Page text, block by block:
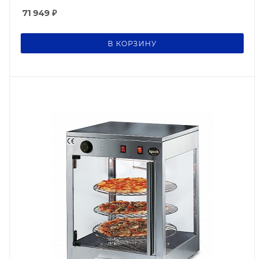
71 949 ₽
В КОРЗИНУ